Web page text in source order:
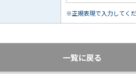
※正規表現で入力してく
一覧に戻る